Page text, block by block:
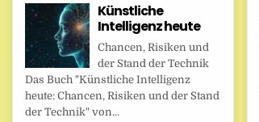
Künstliche
Intelligenz heute
Chancen, Risiken und
der Stand der Technik
Das Buch "Künstliche Intelligenz
heute: Chancen, Risiken und der Stand
der Technik" von...